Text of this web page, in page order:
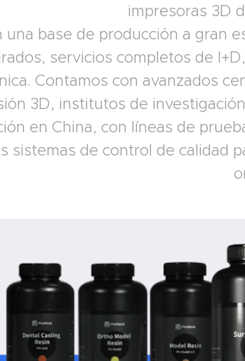
impresoras 3D
una base de producción a gran
servicios completos de
Contamos con avanzados
3D, institutos de
en China, con líneas de
sistemas de control de calidad